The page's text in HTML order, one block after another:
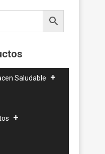
Saludable